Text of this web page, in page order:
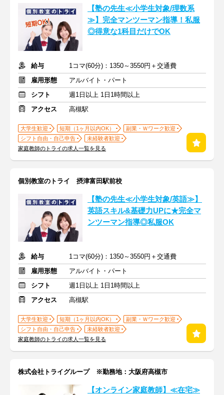
【塾の先生≪小学生対象/理数系
≫】完全マンツーマン指導！私服
◎得意な1科目だけでOK
給与
1コマ(60分)：1350～3550円＋交通費
雇用形態
アルバイト・パート
シフト
週1日以上 1日1時間以上
アクセス
高槻駅
大学生歓迎 短期（1ヶ月以内OK）
副業・Ｗワーク歓迎
シフト自由・自己申告
未経験者歓迎
家庭教師のトライの求人一覧を見る
個別教室のトライ 摂津富田駅前校
【塾の先生≪小学生対象/英語≫】
英語スキル&基礎力UPに★完全マ
ンツーマン指導◎私服OK
給与
1コマ(60分)：1350～3550円＋交通費
雇用形態
アルバイト・パート
シフト
週1日以上 1日1時間以上
アクセス
高槻駅
大学生歓迎 短期（1ヶ月以内OK）
副業・Ｗワーク歓迎
シフト自由・自己申告
未経験者歓迎
家庭教師のトライの求人一覧を見る
株式会社トライグループ ※勤務地：大阪府高槻市
【オンライン家庭教師】≪在宅≫